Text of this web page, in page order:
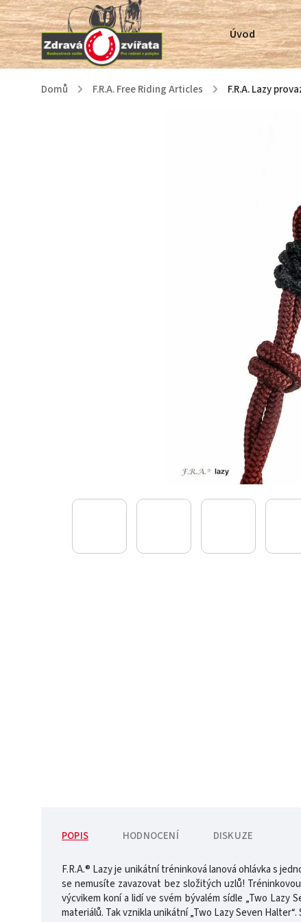
Úvod
Domů / F.R.A. Free Riding Articles / F.R.A. Lazy
POPIS HODNOCENÍ DISKUZE
F.R.A.® Lazy je unikátní tréninková lanová ohlávka s
se nemusíte zavazovat bez složitých uzlů!
výcvikem koní a lidí ve svém bývalém sídle „Two Lazy
materiálů. Tak vznikla unikátní „Two Lazy Seven